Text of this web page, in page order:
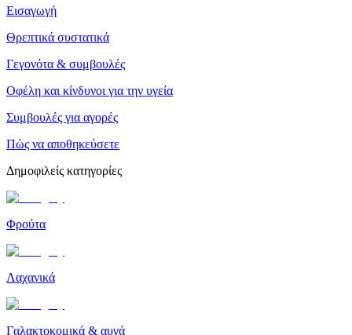
Εισαγωγή
Θρεπτικά συστατικά
Γεγονότα & συμβουλές
Οφέλη και κίνδυνοι για την υγεία
Συμβουλές για αγορές
Πώς να αποθηκεύσετε
Δημοφιλείς κατηγορίες
Φρούτα
Λαχανικά
Γαλακτοκομικά & αυγά